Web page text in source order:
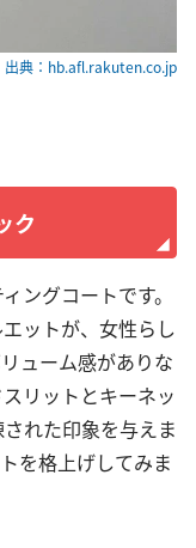
出典：hb.afl.rakuten.co.jp
ク
ングコートです。
ットが、女性らし
ューム感がありな
リットとキーネッ
れた印象を与えま
を格上げしてみま